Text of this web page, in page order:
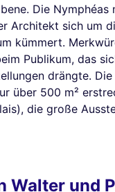
Die
Architekt sich um
kümmert.
Publikum, das
drängte.
über 500 m²
die große
Walter und